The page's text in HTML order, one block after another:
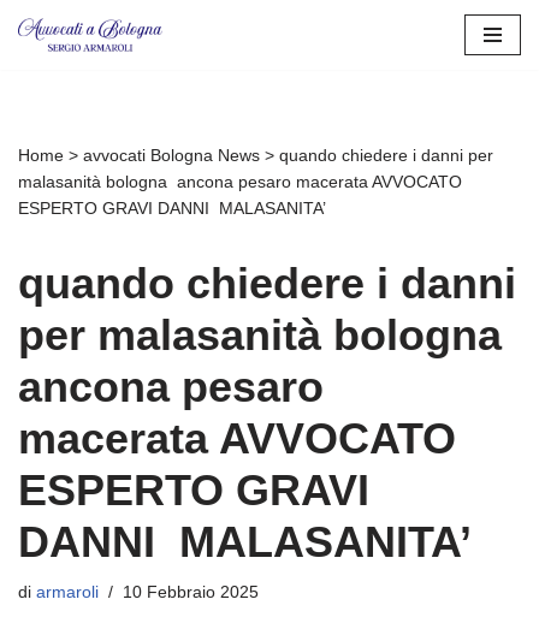
Home > avvocati Bologna News > quando chiedere i danni per
malasanità bologna ancona pesaro macerata AVVOCATO
ESPERTO GRAVI DANNI MALASANITA’
quando chiedere i danni
per malasanità bologna
ancona pesaro
macerata AVVOCATO
ESPERTO GRAVI
DANNI MALASANITA’
di armaroli 10 Febbraio 2025